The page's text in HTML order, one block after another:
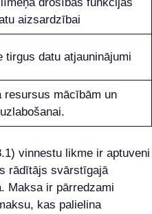
aizsardzībai
tirgus datu atjauninājumi
resursus mācībām un
vinnestu likme ir aptuveni
rādītājs svārstīgajā
Maksa ir pārredzami
kas palielina